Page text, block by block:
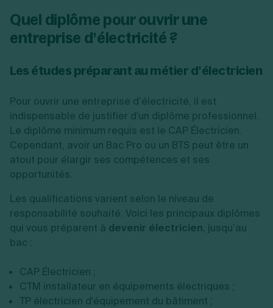
Quel diplôme pour ouvrir une
entreprise d’électricité ?
Les études préparant au métier d’électricien
Pour ouvrir une entreprise d’électricité, il est
indispensable de justifier d'un diplôme professionnel.
Le diplôme minimum requis est le CAP Électricien.
Cependant, avoir un Bac Pro ou un BTS peut être un
atout pour élargir ses compétences et ses
opportunités.
Les qualifications varient selon le niveau de
responsabilité souhaité. Voici les principaux diplômes
qui vous préparent à devenir électricien, jusqu’au
bac :
CAP Électricien ;
CTM installateur en équipements électriques ;
TP électricien d'équipement du bâtiment ;